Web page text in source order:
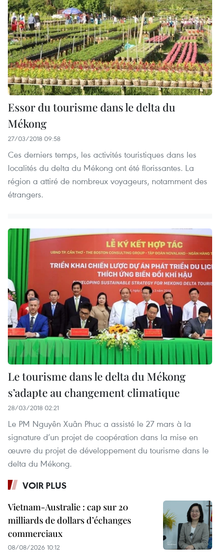
Essor du tourisme dans le delta du
Mékong
27/03/2018 09:58
Ces derniers temps, les activités touristiques dans les
localités du delta du Mékong ont été florissantes. La
région a attiré de nombreux voyageurs, notamment des
étrangers.
Le tourisme dans le delta du Mékong
s’adapte au changement climatique
28/03/2018 02:21
Le PM Nguyên Xuân Phuc a assisté le 27 mars à la
signature d’un projet de coopération dans la mise en
œuvre du projet de développement du tourisme dans le
delta du Mékong.
VOIR PLUS
Vietnam-Australie : cap sur 20
milliards de dollars d’échanges
commerciaux
08/08/2026 10:12